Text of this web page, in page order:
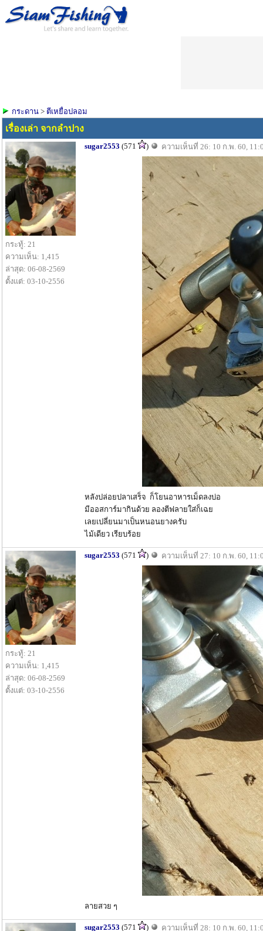
กระดาน > ตีเหยื่อปลอม
เรื่องเล่า จากลำปาง
กระทู้: 21
ความเห็น: 1,415
ล่าสุด: 06-08-2569
ตั้งแต่: 03-10-2556
sugar2553 (571 ) ความเห็นที่ 26: 10 ก.พ. 60,
หลังปล่อยปลาเสร็จ ก็โยนอาหารเม็ดลงบ่อ
มีออสการ์มากินด้วย ลองตีฟลายใส่ก็เฉย
เลยเปลี่ยนมาเป็นหนอนยางครับ
ไม้เดียว เรียบร้อย
กระทู้: 21
ความเห็น: 1,415
ล่าสุด: 06-08-2569
ตั้งแต่: 03-10-2556
sugar2553 (571 ) ความเห็นที่ 27: 10 ก.พ. 60,
ลายสวย ๆ
sugar2553 (571 ) ความเห็นที่ 28: 10 ก.พ. 60,